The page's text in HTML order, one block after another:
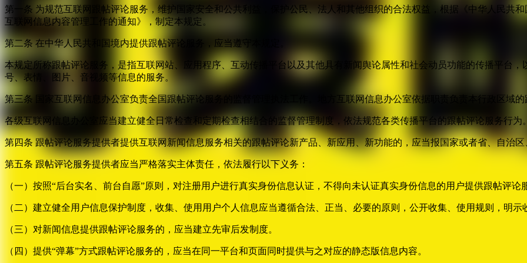
第一条 为规范互联网跟帖评论服务，维护国家安全和公共利益，保护公民、法人和其他组织的合法权益，根据《中华人民共
互联网信息内容管理工作的通知》，制定本规定。
第二条 在中华人民共和国境内提供跟帖评论服务，应当遵守本规定。
本规定所称跟帖评论服务，是指互联网站、应用程序、互动传播平台以及其他具有新闻舆论属性和社会动员功能的传播平台
号、表情、图片、音视频等信息的服务。
第三条 国家互联网信息办公室负责全国跟帖评论服务的监督管理执法工作。地方互联网信息办公室依据职责负责本行政区域
各级互联网信息办公室应当建立健全日常检查和定期检查相结合的监督管理制度，依法规范各类传播平台的跟帖评论服务行为
第四条 跟帖评论服务提供者提供互联网新闻信息服务相关的跟帖评论新产品、新应用、新功能的，应当报国家或者省、自治
第五条 跟帖评论服务提供者应当严格落实主体责任，依法履行以下义务：
（一）按照“后台实名、前台自愿”原则，对注册用户进行真实身份信息认证，不得向未认证真实身份信息的用户提供跟帖评论
（二）建立健全用户信息保护制度，收集、使用用户个人信息应当遵循合法、正当、必要的原则，公开收集、使用规则，明
（三）对新闻信息提供跟帖评论服务的，应当建立先审后发制度。
（四）提供“弹幕”方式跟帖评论服务的，应当在同一平台和页面同时提供与之对应的静态版信息内容。